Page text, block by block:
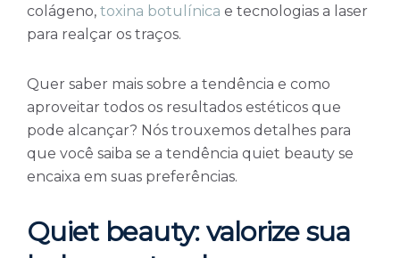
colágeno, toxina botulínica e tecnologias a laser
para realçar os traços.
Quer saber mais sobre a tendência e como
aproveitar todos os resultados estéticos que
pode alcançar? Nós trouxemos detalhes para
que você saiba se a tendência quiet beauty se
encaixa em suas preferências.
Quiet beauty: valorize sua